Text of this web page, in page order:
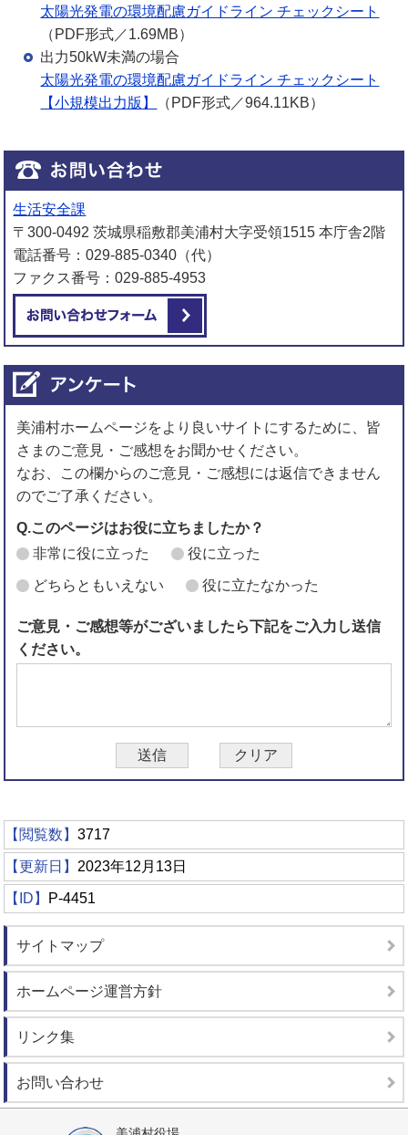
太陽光発電の環境配慮ガイドライン チェックシート
（PDF形式／1.69MB）
出力50kW未満の場合
太陽光発電の環境配慮ガイドライン チェックシート
【小規模出力版】
（PDF形式／964.11KB）
生活安全課
〒300-0492 茨城県稲敷郡美浦村大字受領1515 本庁舎2階
電話番号：029-885-0340（代）
ファクス番号：029-885-4953
美浦村ホームページをより良いサイトにするために、皆
さまのご意見・ご感想をお聞かせください。
なお、この欄からのご意見・ご感想には返信できません
のでご了承ください。
Q.このページはお役に立ちましたか？
非常に役に立った
役に立った
どちらともいえない 役に立たなかった
ご意見・ご感想等がございましたら下記をご入力し送信
ください。
【閲覧数】3717
【更新日】 2023年12月13日
【ID】 P-4451
サイトマップ
ホームページ運営方針
リンク集
お問い合わせ